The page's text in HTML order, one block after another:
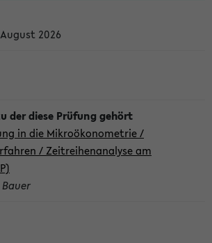
2026
in die Mikroökonometrie /
/ Zeitreihenanalyse am